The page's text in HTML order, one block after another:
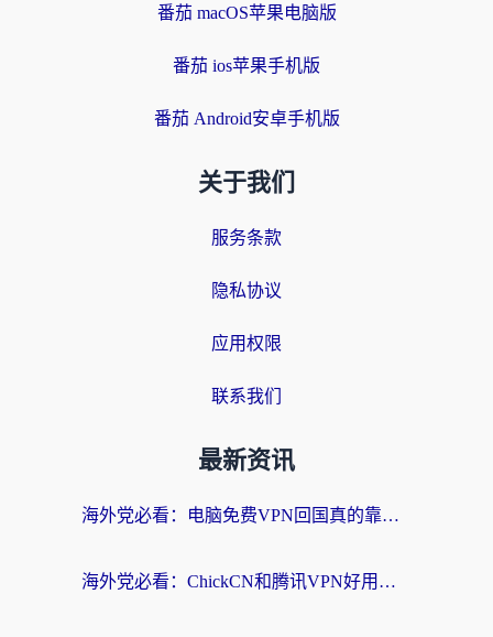
番茄 macOS苹果电脑版
番茄 ios苹果手机版
番茄 Android安卓手机版
关于我们
服务条款
隐私协议
应用权限
联系我们
最新资讯
海外党必看：电脑免费VPN回国真的靠谱吗？附实测对比与最优方案指南
海外党必看：ChickCN和腾讯VPN好用吗？3招选对回国加速器，告别地区限制